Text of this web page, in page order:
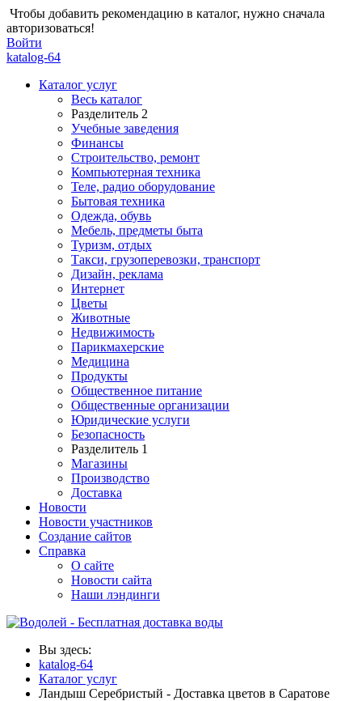
Чтобы добавить рекомендацию в каталог, нужно сначала
авторизоваться!
Войти
katalog-64
Каталог услуг
Весь каталог
Разделитель 2
Учебные заведения
Финансы
Строительство, ремонт
Компьютерная техника
Теле, радио оборудование
Бытовая техника
Одежда, обувь
Мебель, предметы быта
Туризм, отдых
Такси, грузоперевозки, транспорт
Дизайн, реклама
Интернет
Цветы
Животные
Недвижимость
Парикмахерские
Медицина
Продукты
Общественное питание
Общественные организации
Юридические услуги
Безопасность
Разделитель 1
Магазины
Производство
Доставка
Новости
Новости участников
Создание сайтов
Справка
О сайте
Новости сайта
Наши лэндинги
Вы здесь:
katalog-64
Каталог услуг
Ландыш Серебристый - Доставка цветов в Саратове